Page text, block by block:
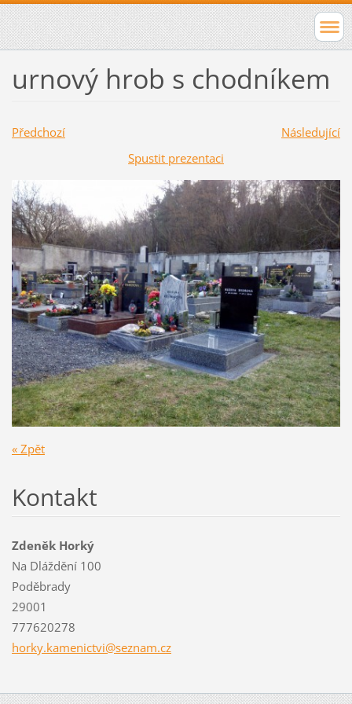
urnový hrob s chodníkem
Předchozí
Následující
Spustit prezentaci
« Zpět
Kontakt
Zdeněk Horký
Na Dláždění 100
Poděbrady
29001
777620278
horky.kamenictvi@seznam.cz